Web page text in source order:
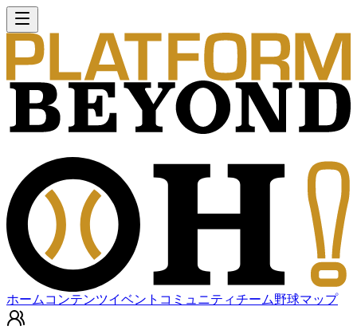
ホーム コンテンツイベント コミュニティチーム野球マップ